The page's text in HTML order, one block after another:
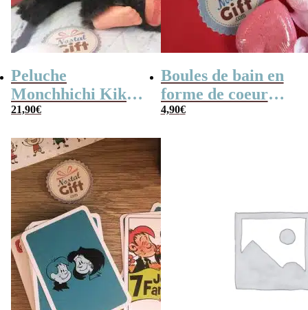
Peluche
Monchhichi Kiki
l’original (20 cm)
21,90€
Boules de bain en
forme de coeur
x10
4,90€